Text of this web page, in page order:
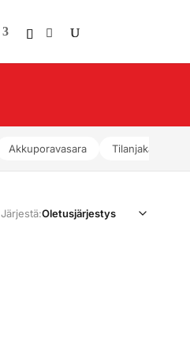
Akkuporavasara Tilanjakajat
Järjestä: